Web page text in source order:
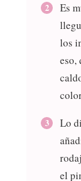
Es
los
eso,
Lo
el